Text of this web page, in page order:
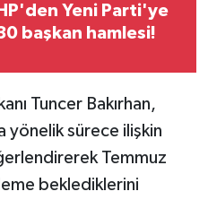
Yeni Parti'ye
başkan hamlesi!
Tuncer Bakırhan,
yönelik sürece ilişkin
Temmuz
beklediklerini